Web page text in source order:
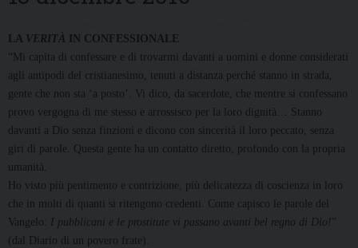
LA VERITÀ IN CONFESSIONALE
“Mi capita di confessare e di trovarmi davanti a uomini e donne considerati
agli antipodi del cristianesimo, tenuti a distanza perché stanno in strada,
gente che non sta ‘a posto’. Vi dico, da sacerdote, che mentre si confessano
provo vergogna di me stesso e arrossisco per la loro dignità… Stanno
davanti a Dio senza finzioni e dicono con sincerità il loro peccato, senza
giri di parole. Questa gente ha un contatto diretto, profondo con la propria
umanità.
Ho visto più pentimento e contrizione, più delicatezza di coscienza in loro
che in molti di quanti si ritengono credenti. Come capisco le parole del
Vangelo: I pubblicani e le prostitute vi passano avanti bel regno di Dio!”
(dal Diario di un povero frate).